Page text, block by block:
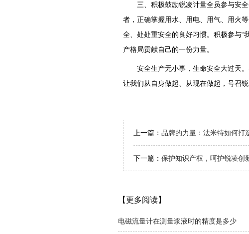
三、积极鼓励锐凌计量全员参与安全
者，正确掌握用水、用电、用气、用火
全、处处重安全的良好习惯。积极参与“
产格局贡献自己的一份力量。
安全生产无小事，生命安全大过天。
让我们从自身做起、从现在做起，号召
上一篇： 品牌的力量：法米特如何打
下一篇： 保护知识产权，呵护锐凌创
【更多阅读】
电磁流量计在测量浆液时的精度是多少